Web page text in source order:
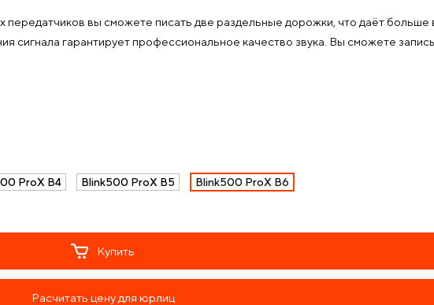
вы сможете писать две раздельные дорожки, что даёт
сигнала гарантирует профессиональное качество звука. Вы сможете
ProX B4 Blink500 ProX B5 Blink500 ProX B6
Купить
Расчитать цену для юрлиц